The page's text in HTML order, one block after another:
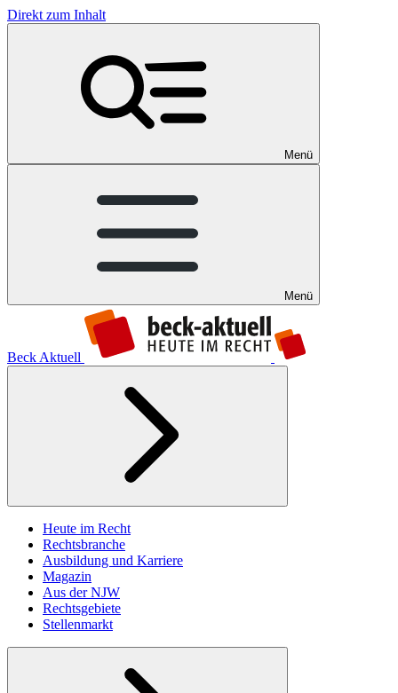
Direkt zum Inhalt
Menü
Menü
Beck Aktuell
Heute im Recht
Rechtsbranche
Ausbildung und Karriere
Magazin
Aus der NJW
Rechtsgebiete
Stellenmarkt